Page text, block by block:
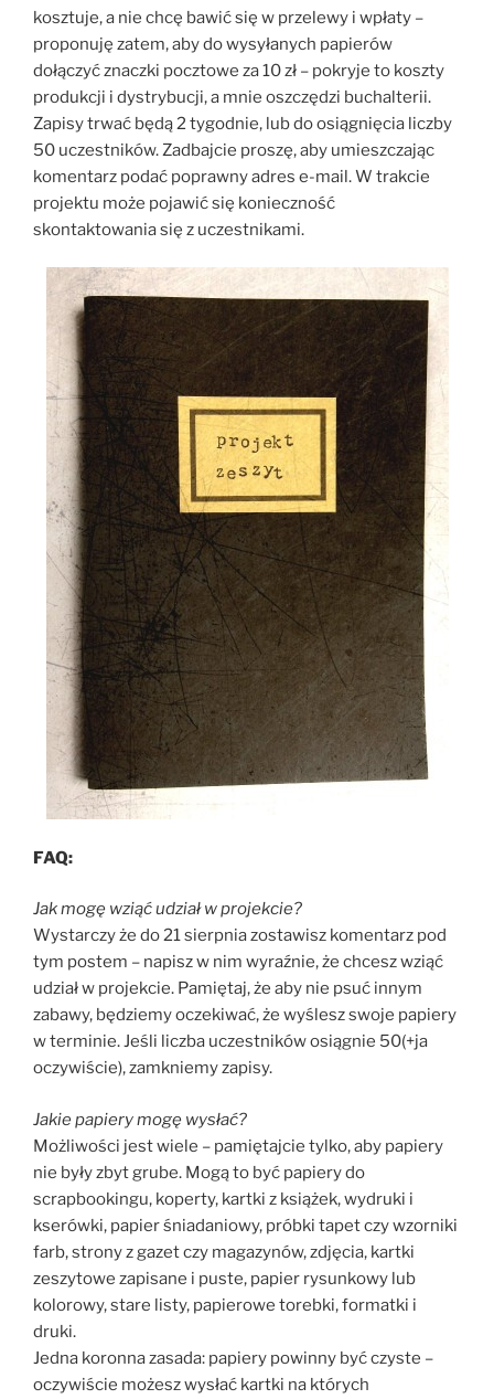
kosztuje, a nie chcę bawić się w przelewy i wpłaty –
proponuję zatem, aby do wysyłanych papierów
dołączyć znaczki pocztowe za 10 zł – pokryje to koszty
produkcji i dystrybucji, a mnie oszczędzi buchalterii.
Zapisy trwać będą 2 tygodnie, lub do osiągnięcia liczby
50 uczestników. Zadbajcie proszę, aby umieszczając
komentarz podać poprawny adres e-mail. W trakcie
projektu może pojawić się konieczność
skontaktowania się z uczestnikami.
FAQ:
Jak mogę wziąć udział w projekcie?
Wystarczy że do 21 sierpnia zostawisz komentarz pod
tym postem – napisz w nim wyraźnie, że chcesz wziąć
udział w projekcie. Pamiętaj, że aby nie psuć innym
zabawy, będziemy oczekiwać, że wyślesz swoje papiery
w terminie. Jeśli liczba uczestników osiągnie 50(+ja
oczywiście), zamkniemy zapisy.
Jakie papiery mogę wysłać?
Możliwości jest wiele – pamiętajcie tylko, aby papiery
nie były zbyt grube. Mogą to być papiery do
scrapbookingu, koperty, kartki z książek, wydruki i
kserówki, papier śniadaniowy, próbki tapet czy wzorniki
farb, strony z gazet czy magazynów, zdjęcia, kartki
zeszytowe zapisane i puste, papier rysunkowy lub
kolorowy, stare listy, papierowe torebki, formatki i
druki.
Jedna koronna zasada: papiery powinny być czyste –
oczywiście możesz wysłać kartki na których